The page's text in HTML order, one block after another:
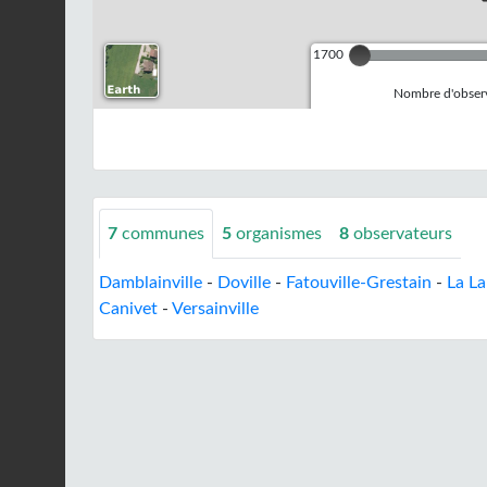
1700
Nombre
7 communes 5 organismes 8 observateurs
Damblainville - Doville - Fatouville-Grestain - La
Canivet - Versainville